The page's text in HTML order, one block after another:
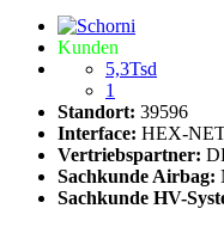
Kunden
5,3Tsd
1
Standort: 39596
Interface: HEX-
Vertriebspartner:
Sachkunde Airbag:
Sachkunde HV-